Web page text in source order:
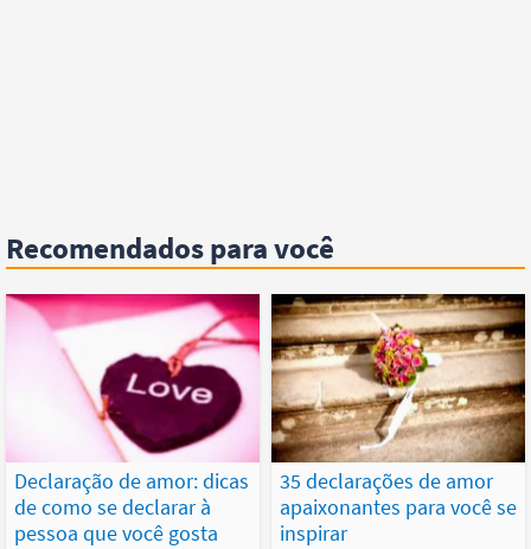
Recomendados para você
Declaração de amor: dicas
de como se declarar à
pessoa que você gosta
35 declarações de amor
apaixonantes para você se
inspirar